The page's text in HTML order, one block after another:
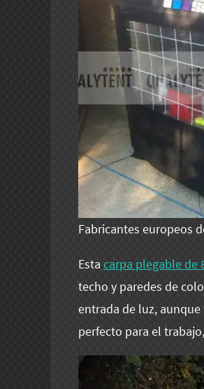
Fabricantes europeos
Esta carpa plegable de
techo y paredes de
entrada de luz,
perfecto para el